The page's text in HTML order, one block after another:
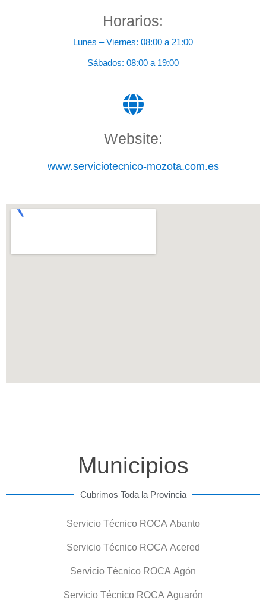
Horarios:
Lunes – Viernes: 08:00 a 21:00
Sábados: 08:00 a 19:00
Website:
www.serviciotecnico-mozota.com.es
Municipios
Cubrimos Toda la Provincia
Servicio Técnico ROCA Abanto
Servicio Técnico ROCA Acered
Servicio Técnico ROCA Agón
Servicio Técnico ROCA Aguarón